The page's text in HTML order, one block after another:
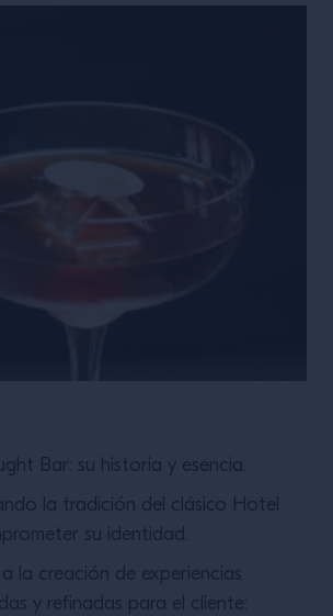
Bar: su historia y esencia.
la tradición del clásico Hotel
su identidad.
la creación de experiencias
y refinadas para el cliente: